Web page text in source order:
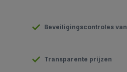
Beveiligingscontroles
Transparente prijzen